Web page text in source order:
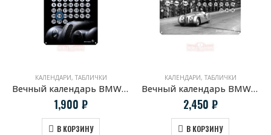
КАЛЕНДАРИ, ТАБЛИЧКИ
Вечный календарь BMW 328 Roadster
1,900 ₽
В КОРЗИНУ
КАЛЕНДАРИ, ТАБЛИЧКИ
Вечный календарь BMW Classic Mille Miglia
2,450 ₽
В КОРЗИНУ